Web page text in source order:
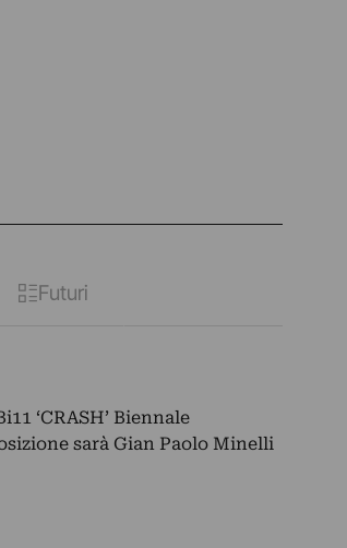
Futuri
‘CRASH’ Biennale
sarà Gian Paolo Minelli